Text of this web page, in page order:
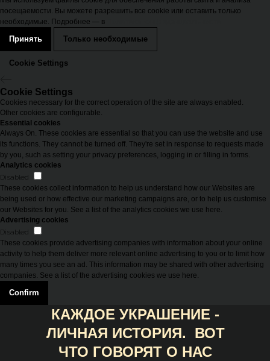
посещаемости. Вы можете разрешить все cookie или оставить только
необходимые. Подробнее — в
Принять Только необходимые
Cookie Settings
Cookie Settings
Cookies necessary for the correct operation of the site are always enabled.
Other cookies are configurable.
Essential cookies
Always On. These cookies are essential so that you can use the website and use
its functions. They cannot be turned off. They're set in response to requests made
by you, such as setting your privacy preferences, logging in or filling in forms.
Analytics cookies
Disabled
These cookies collect information to help us understand how our Websites are
being used or how effective our marketing campaigns are, or to help us customise
our Websites for you. See a list of the analytics cookies we use here.
Advertising cookies
Disabled
These cookies provide advertising companies with information about your online
activity to help them deliver more relevant online advertising to you or to limit how
many times you see an ad. This information may be shared with other advertising
companies. See a list of the advertising cookies we use here.
Confirm
КАЖДОЕ УКРАШЕНИЕ -
ЛИЧНАЯ ИСТОРИЯ. ВОТ
ЧТО ГОВОРЯТ О НАС